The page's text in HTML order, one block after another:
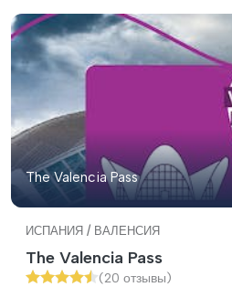
The Valencia Pass
ИСПАНИЯ / ВАЛЕНСИЯ
The Valencia Pass
(20 отзывы)